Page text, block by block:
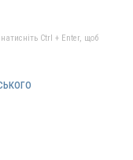
Ctrl + Enter, щоб